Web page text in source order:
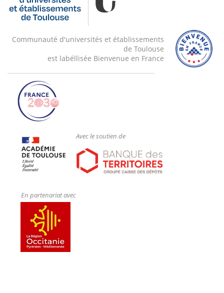
Communauté d'universités et établissements
de Toulouse
est labéllisée Bienvenue en France
Avec le soutien de
En partenariat avec